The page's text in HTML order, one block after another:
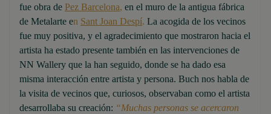
fue obra de Pez Barcelona, en el muro de la antigua fábrica
de Metalarte en Sant Joan Despí. La acogida de los vecinos
fue muy positiva, y el agradecimiento que mostraron hacia el
artista ha estado presente también en las intervenciones de
NN Wallery que la han seguido, donde se ha dado esa
misma interacción entre artista y persona. Buch nos habla de
la visita de vecinos que, curiosos, observaban como el artista
desarrollaba su creación: “Muchas personas se acercaron